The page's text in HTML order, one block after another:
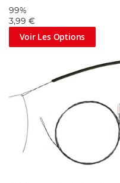
99%
3,99 €
Voir Les Options